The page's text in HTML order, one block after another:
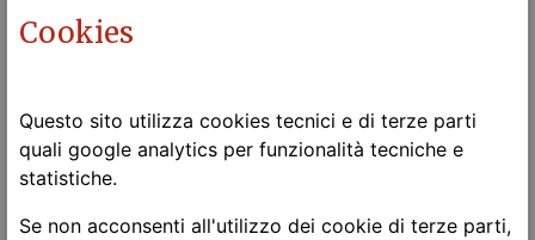
politica |italia |nonviolenza |
Leggi tutto
Cookies
Questo sito utilizza cookies tecnici e di terze parti
quali google analytics per funzionalità tecniche e
statistiche.
Se non acconsenti all'utilizzo dei cookie di terze parti,